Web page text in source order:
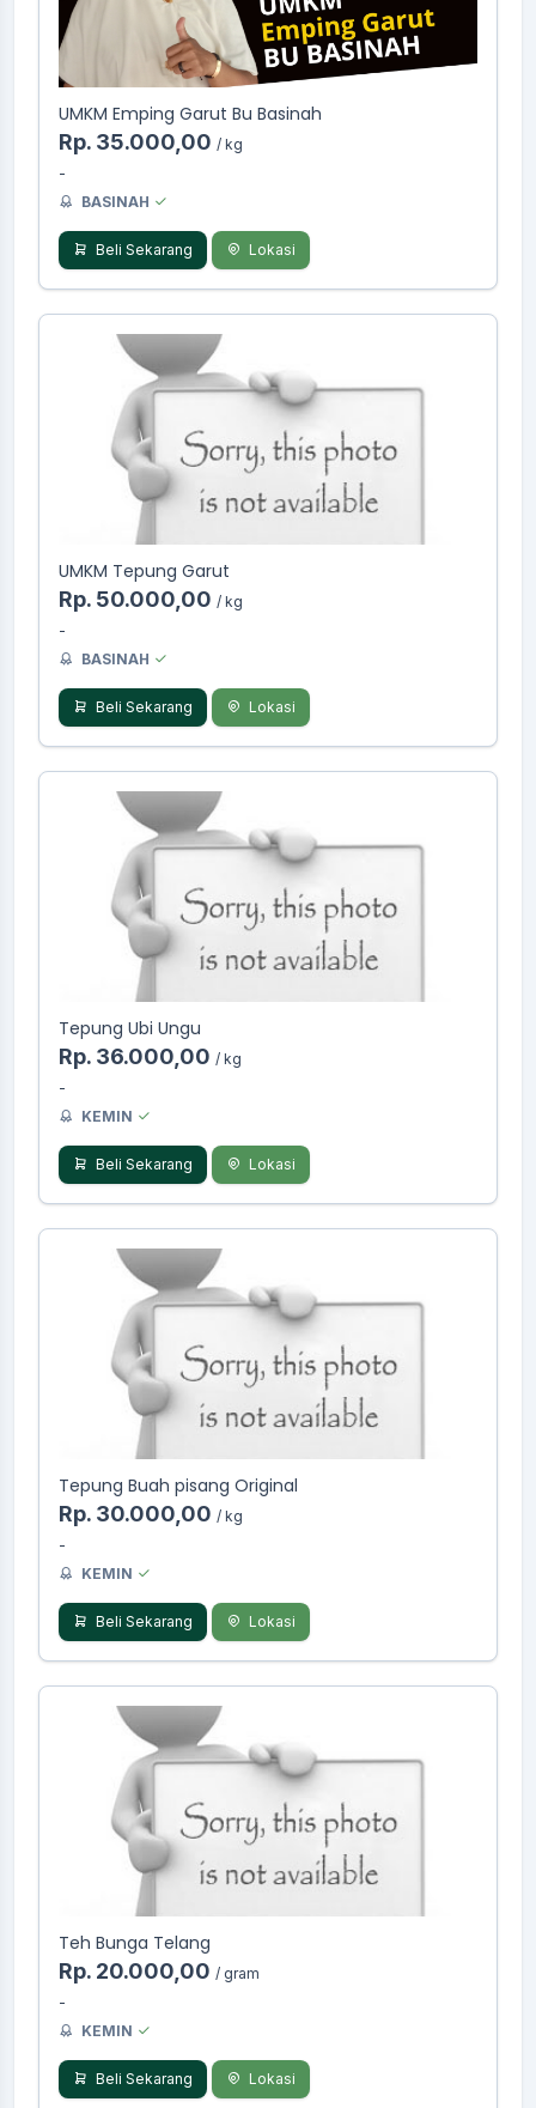
UMKM Emping Garut Bu Basinah
Rp. 35.000,00 / kg
-
BASINAH
Beli Sekarang Lokasi
UMKM Tepung Garut
Rp. 50.000,00 / kg
-
BASINAH
Beli Sekarang Lokasi
Tepung Ubi Ungu
Rp. 36.000,00 / kg
-
KEMIN
Beli Sekarang Lokasi
Tepung Buah pisang Original
Rp. 30.000,00 / kg
-
KEMIN
Beli Sekarang Lokasi
Teh Bunga Telang
Rp. 20.000,00 / gram
-
KEMIN
Beli Sekarang Lokasi